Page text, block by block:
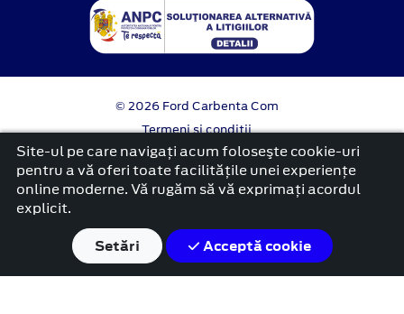
© 2026 Ford Carbenta Com
Termeni si conditii
Confidentialitate
Politica cookies
platformă dezvoltată de Workleto
Site-ul pe care navigați acum foloseşte cookie-uri
pentru a vă oferi toate facilitățile unei experiențe
online moderne. Vă rugăm să vă exprimați acordul
explicit.
Setări
Acceptă cookie